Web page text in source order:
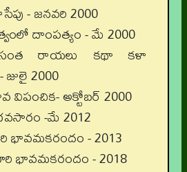
- జనవరి 2000
దాంపత్యం - మే 2000
రాయలు కథా కళా
2000
అక్టోబర్ 2000
-మే 2012
భావమకరందం - 2013
భావమకరందం - 2018